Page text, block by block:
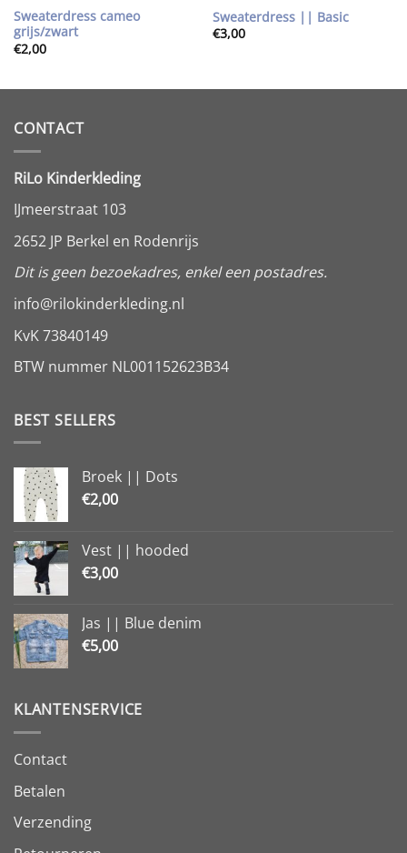
Sweaterdress cameo
grijs/zwart
€2,00
Sweaterdress || Basic
€3,00
CONTACT
RiLo Kinderkleding
IJmeerstraat 103
2652 JP Berkel en Rodenrijs
Dit is geen bezoekadres, enkel een postadres.
info@rilokinderkleding.nl
KvK 73840149
BTW nummer NL001152623B34
BEST SELLERS
Broek || Dots
€2,00
Vest || hooded
€3,00
Jas || Blue denim
€5,00
KLANTENSERVICE
Contact
Betalen
Verzending